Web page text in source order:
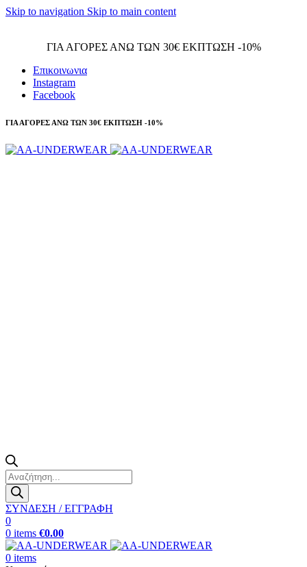
Skip to navigation Skip to main content
ΓΙΑ ΑΓΟΡΕΣ ΑΝΩ ΤΩΝ 30€ ΕΚΠΤΩΣΗ -10%
Επικοινωνια
Instagram
Facebook
ΓΙΑ ΑΓΟΡΕΣ ΑΝΩ ΤΩΝ 30€ ΕΚΠΤΩΣΗ -10%
Products
search
ΣΥΝΔΕΣΗ / ΕΓΓΡΑΦΗ
0
0 items €0.00
0 items